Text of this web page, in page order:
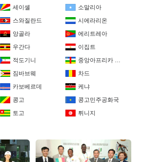
세이셸
소말리아
스와질란드
시에라리온
앙골라
에리트레아
우간다
이집트
적도기니
중앙아프리카 공화국
짐바브웨
차드
카보베르데
케냐
콩고
콩고민주공화국
토고 튀니지